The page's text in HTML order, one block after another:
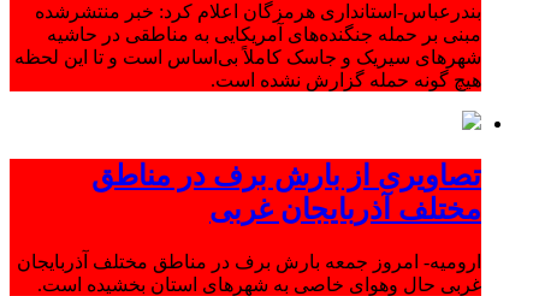
بندرعباس-استانداری هرمزگان اعلام کرد: خبر منتشرشده
مبنی بر حمله جنگنده‌های آمریکایی به مناطقی در حاشیه
شهرهای سیریک و جاسک کاملاً بی‌اساس است و تا این لحظه
هیچ گونه حمله گزارش نشده است.
تصاویری از بارش برف در مناطق
مختلف آذربایجان غربی
ارومیه- امروز جمعه بارش برف در مناطق مختلف آذربایجان
غربی حال وهوای خاصی به شهرهای استان بخشیده است.